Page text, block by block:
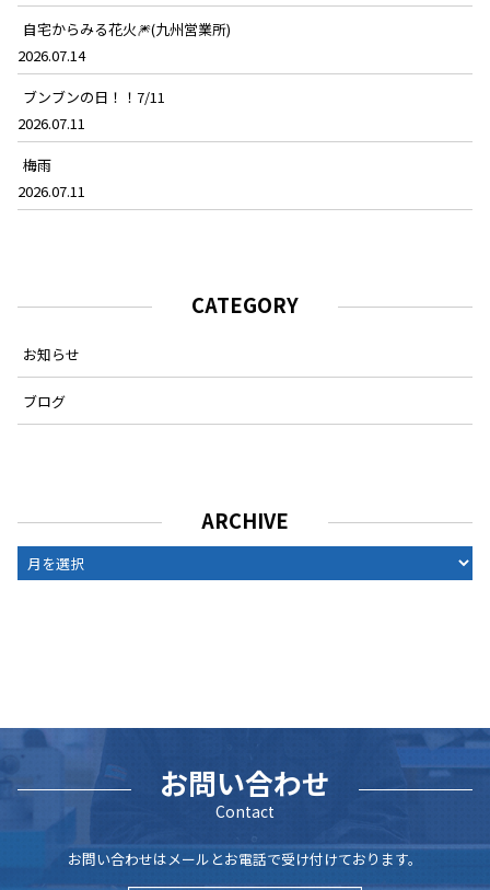
自宅からみる花火🎆(九州営業所)
2026.07.14
ブンブンの日！！7/11
2026.07.11
梅雨
2026.07.11
CATEGORY
お知らせ
ブログ
ARCHIVE
ARCHIVE
お問い合わせ
Contact
お問い合わせはメールとお電話で受け付けております。